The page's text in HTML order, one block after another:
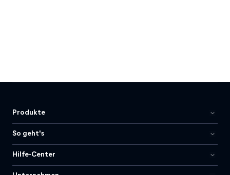
Produkte
So geht's
Hilfe-Center